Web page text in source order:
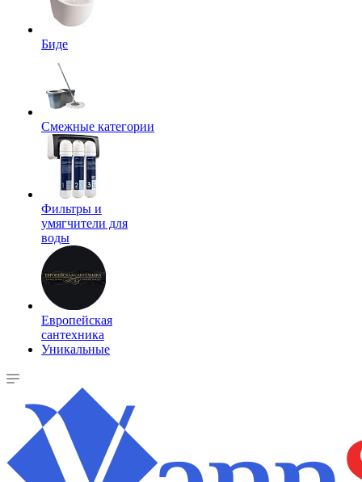
Биде
Смежные категории
Фильтры и
умягчители для
воды
Европейская
сантехника
Уникальные